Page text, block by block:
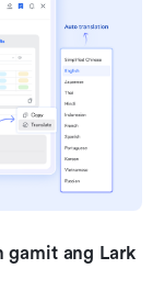
gamit ang Lark